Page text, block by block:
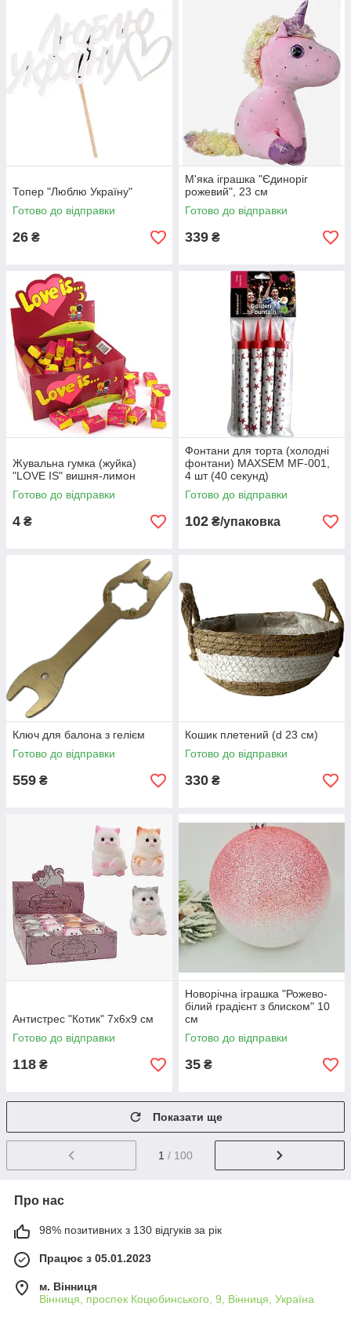
Топер "Люблю Україну"
Готово до відправки
26 ₴
М'яка іграшка "Єдиноріг
рожевий", 23 см
Готово до відправки
339 ₴
Жувальна гумка (жуйка)
"LOVE IS" вишня-лимон
Готово до відправки
4 ₴
Фонтани для торта (холодні
фонтани) MAXSEM MF-001,
4 шт (40 секунд)
Готово до відправки
102 ₴/упаковка
Ключ для балона з гелієм
Готово до відправки
559 ₴
Кошик плетений (d 23 см)
Готово до відправки
330 ₴
Антистрес "Котик" 7х6х9 см
Готово до відправки
118 ₴
Новорічна іграшка "Рожево-
білий градієнт з блиском" 10
см
Готово до відправки
35 ₴
Показати ще
1 / 100
Про нас
98% позитивних з 130 відгуків за рік
Працює з 05.01.2023
м. Вінниця
Вінниця, проспек Коцюбинського, 9, Вінниця, Україна